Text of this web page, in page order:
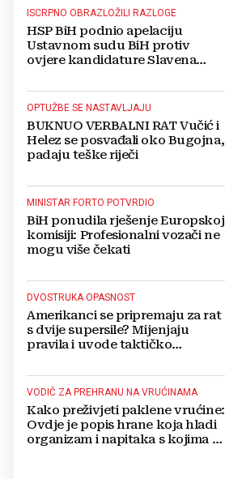
ISCRPNO OBRAZLOŽILI RAZLOGE
HSP BiH podnio apelaciju
Ustavnom sudu BiH protiv
ovjere kandidature Slavena
OPTUŽBE SE NASTAVLJAJU
BUKNUO VERBALNI RAT Vučić i
Helez se posvađali oko Bugojna,
padaju teške riječi
MINISTAR FORTO POTVRDIO
BiH ponudila rješenje Europskoj
komisiji: Profesionalni vozači ne
mogu više čekati
DVOSTRUKA OPASNOST
Amerikanci se pripremaju za rat
s dvije supersile? Mijenjaju
pravila i uvode taktičko
VODIČ ZA PREHRANU NA VRUĆINAMA
Kako preživjeti paklene vrućine:
Ovdje je popis hrane koja hladi
organizam i napitaka s kojima si